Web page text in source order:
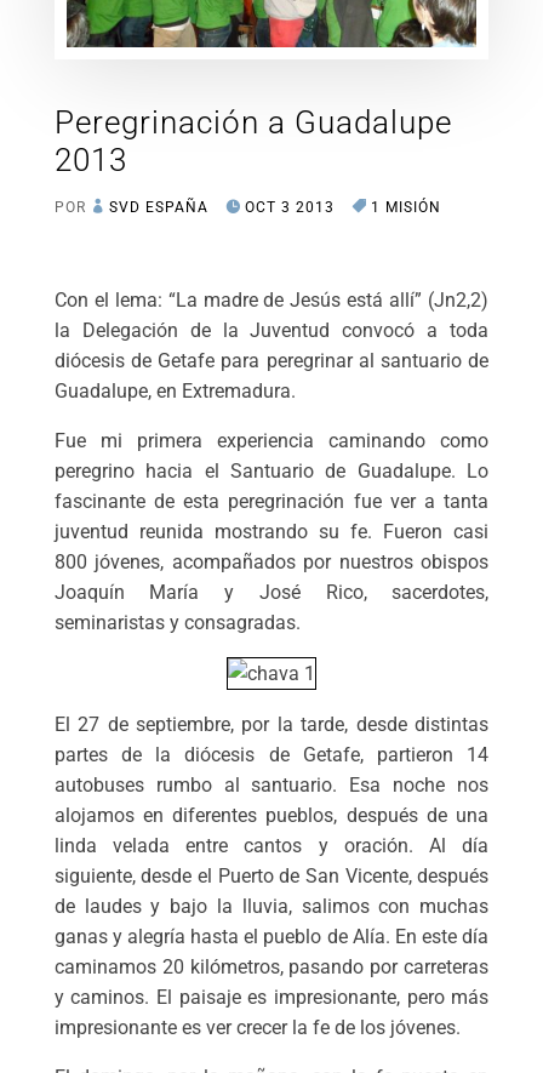
Peregrinación a Guadalupe
2013
POR SVD ESPAÑA OCT 3 2013 1 MISIÓN
Con el lema: “La madre de Jesús está allí” (Jn2,2)
la Delegación de la Juventud convocó a toda
diócesis de Getafe para peregrinar al santuario de
Guadalupe, en Extremadura.
Fue mi primera experiencia caminando como
peregrino hacia el Santuario de Guadalupe. Lo
fascinante de esta peregrinación fue ver a tanta
juventud reunida mostrando su fe. Fueron casi
800 jóvenes, acompañados por nuestros obispos
Joaquín María y José Rico, sacerdotes,
seminaristas y consagradas.
El 27 de septiembre, por la tarde, desde distintas
partes de la diócesis de Getafe, partieron 14
autobuses rumbo al santuario. Esa noche nos
alojamos en diferentes pueblos, después de una
linda velada entre cantos y oración. Al día
siguiente, desde el Puerto de San Vicente, después
de laudes y bajo la lluvia, salimos con muchas
ganas y alegría hasta el pueblo de Alía. En este día
caminamos 20 kilómetros, pasando por carreteras
y caminos. El paisaje es impresionante, pero más
impresionante es ver crecer la fe de los jóvenes.